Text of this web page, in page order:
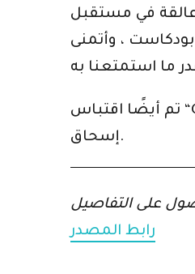
“، تعود شخصيتي بيتر بيريرا ، عالقة في مستقبل
، وأتمنى
تم أيضًا اقتباس “Caso 63” باللغة الإنجليزية. البودكاست الذي يحمل عنوان “Case 63” ، ضم أصوات نجوم هوليوود جوليان مور وأوسكار
إسحاق.
رابط المصدر